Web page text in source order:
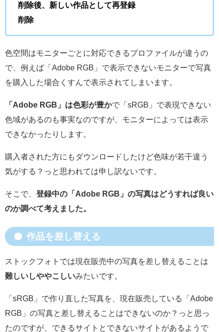
削除後、新しい作品として再登録
削除
色空間はモニターごとに対応できるプロファイルが違うの
で、例えば「Adobe RGB」で表示できないモニターで写真
を購入した場合くすんで表示されてしまいます。
「Adobe RGB」は色彩が豊かで「sRGB」で表現できない
色域があるのも事実なのですが、モニターによっては表示
できなかったりします。
購入者された方にもダウンロードしたけど色味が若干違う
気がする？っと思われては申し訳ないです。
そこで、 登録中の「Adobe RGB」の写真はどうすれば良い
のか調べて考えました。
作品を差し替える
ストックフォトでは現在販売中の写真を差し替えることは
難しいしややこしいみたいです。
「sRGB」で作り直した写真を、現在販売している「Adobe
RGB」の写真と差し替えることはできないのか？っと思っ
たのですが、できるサイトとできないサイトがあるようで